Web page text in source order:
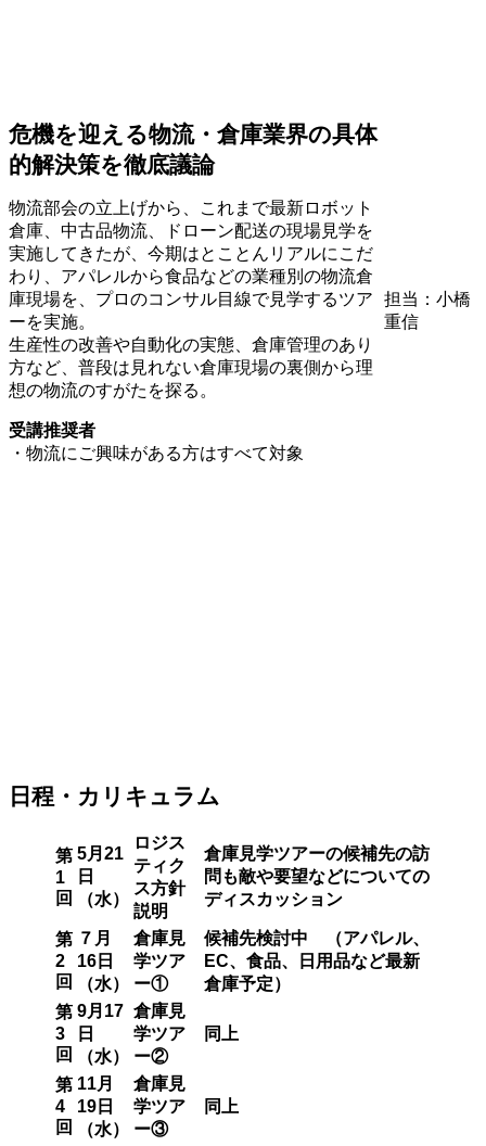
危機を迎える物流・倉庫業界の具体
的解決策を徹底議論
物流部会の立上げから、これまで最新ロボット
倉庫、中古品物流、ドローン配送の現場見学を
実施してきたが、今期はとことんリアルにこだ
わり、アパレルから食品などの業種別の物流倉
庫現場を、プロのコンサル目線で見学するツア
ーを実施。
生産性の改善や自動化の実態、倉庫管理のあり
方など、普段は見れない倉庫現場の裏側から理
想の物流のすがたを探る。
受講推奨者
・物流にご興味がある方はすべて対象
担当：小橋
重信
日程・カリキュラム
第
1
回
5月21
日
（水）
ロジス
ティク
ス方針
説明
倉庫見学ツアーの候補先の訪
問も敵や要望などについての
ディスカッション
第
2
回
７月
16日
（水）
倉庫見
学ツア
ー①
候補先検討中 （アパレル、
EC、食品、日用品など最新
倉庫予定）
第
3
回
9月17
日
（水）
倉庫見
学ツア
ー②
同上
第
4
回
11月
19日
（水）
倉庫見
学ツア
ー③
同上